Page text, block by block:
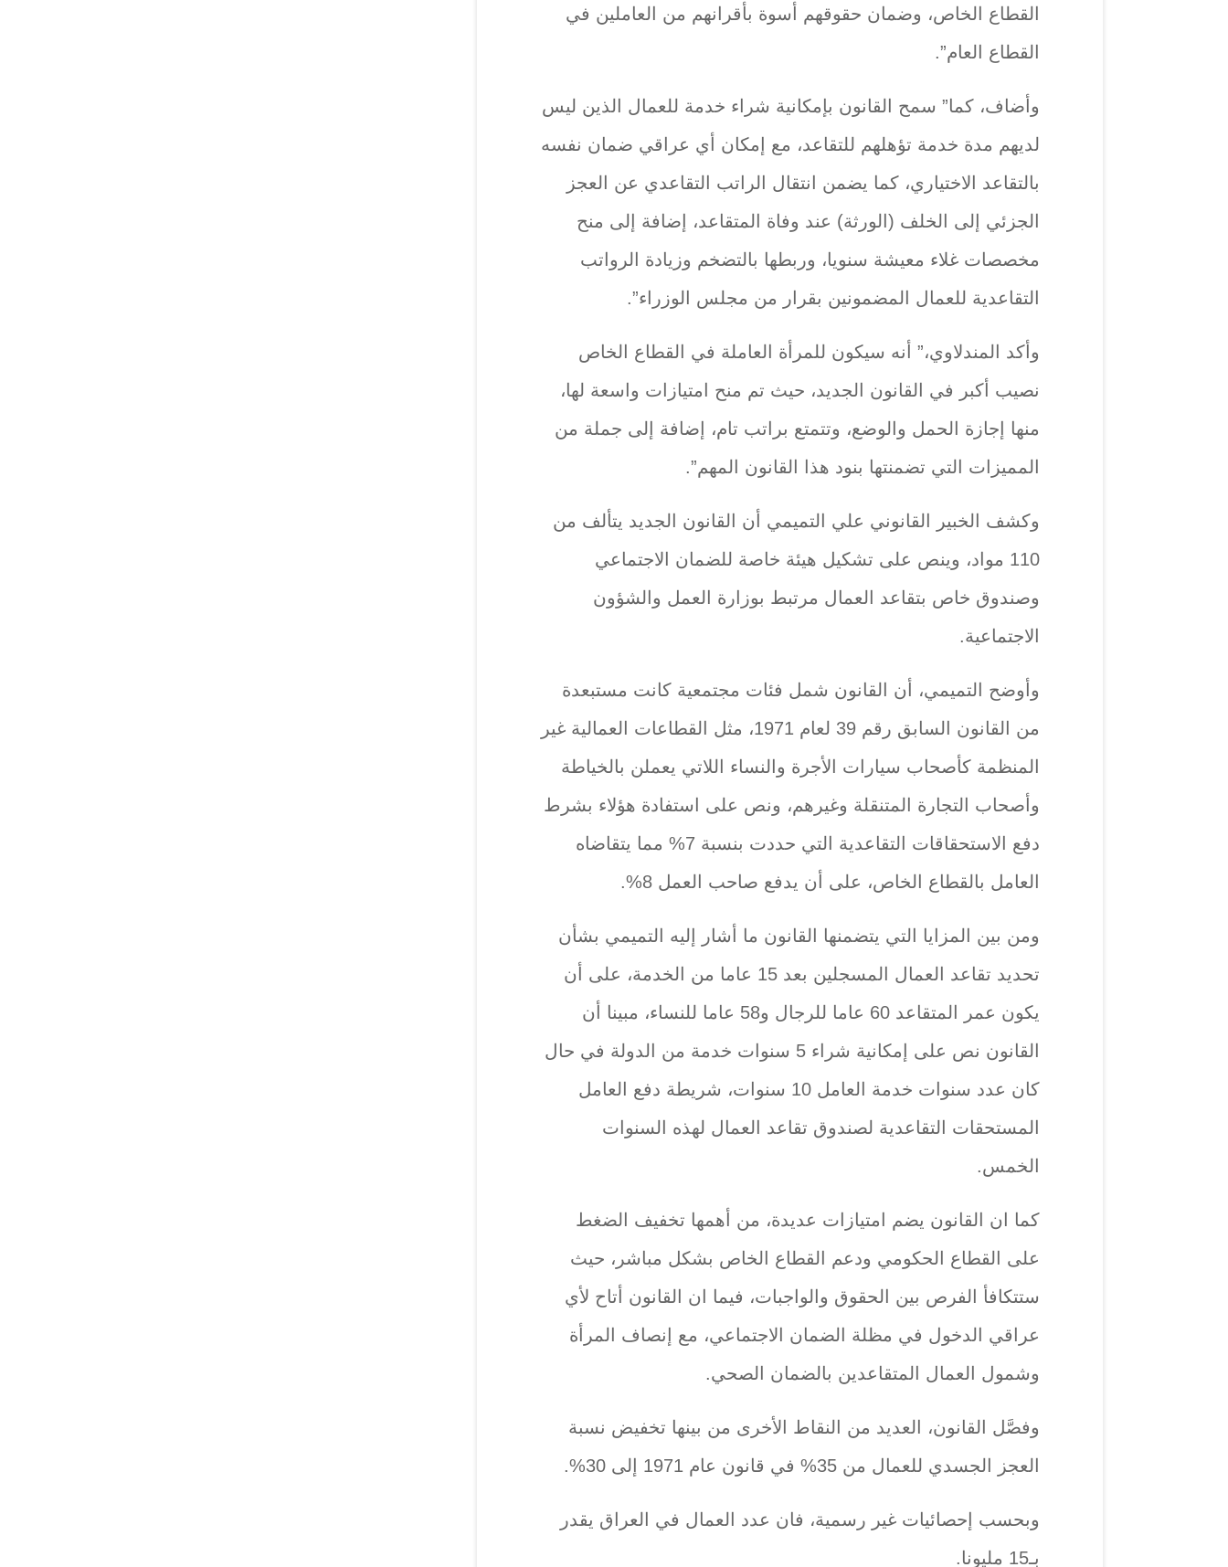
القطاع الخاص، وضمان حقوقهم أسوة بأقرانهم من العاملين في
القطاع العام”.
وأضاف، كما” سمح القانون بإمكانية شراء خدمة للعمال الذين ليس
لديهم مدة خدمة تؤهلهم للتقاعد، مع إمكان أي عراقي ضمان نفسه
بالتقاعد الاختياري، كما يضمن انتقال الراتب التقاعدي عن العجز
الجزئي إلى الخلف (الورثة) عند وفاة المتقاعد، إضافة إلى منح
مخصصات غلاء معيشة سنويا، وربطها بالتضخم وزيادة الرواتب
التقاعدية للعمال المضمونين بقرار من مجلس الوزراء”.
وأكد المندلاوي،” أنه سيكون للمرأة العاملة في القطاع الخاص
نصيب أكبر في القانون الجديد، حيث تم منح امتيازات واسعة لها،
منها إجازة الحمل والوضع، وتتمتع براتب تام، إضافة إلى جملة من
المميزات التي تضمنتها بنود هذا القانون المهم”.
وكشف الخبير القانوني علي التميمي أن القانون الجديد يتألف من
110 مواد، وينص على تشكيل هيئة خاصة للضمان الاجتماعي
وصندوق خاص بتقاعد العمال مرتبط ب‍وزارة العمل والشؤون
الاجتماعية.
وأوضح التميمي، أن القانون شمل فئات مجتمعية كانت مستبعدة
من القانون السابق رقم 39 لعام 1971، مثل القطاعات العمالية غير
المنظمة كأصحاب سيارات الأجرة والنساء اللاتي يعملن بالخياطة
وأصحاب التجارة المتنقلة وغيرهم، ونص على استفادة هؤلاء بشرط
دفع الاستحقاقات التقاعدية التي حددت بنسبة 7% مما يتقاضاه
العامل بالقطاع الخاص، على أن يدفع صاحب العمل 8%.
ومن بين المزايا التي يتضمنها القانون ما أشار إليه التميمي بشأن
تحديد تقاعد العمال المسجلين بعد 15 عاما من الخدمة، على أن
يكون عمر المتقاعد 60 عاما للرجال و58 عاما للنساء، مبينا أن
القانون نص على إمكانية شراء 5 سنوات خدمة من الدولة في حال
كان عدد سنوات خدمة العامل 10 سنوات، شريطة دفع العامل
المستحقات التقاعدية لصندوق تقاعد العمال لهذه السنوات
الخمس.
كما ان القانون يضم امتيازات عديدة، من أهمها تخفيف الضغط
على القطاع الحكومي ودعم القطاع الخاص بشكل مباشر، حيث
ستتكافأ الفرص بين الحقوق والواجبات، فيما ان القانون أتاح لأي
عراقي الدخول في مظلة الضمان الاجتماعي، مع إنصاف المرأة
وشمول العمال المتقاعدين بالضمان الصحي.
وفصَّل القانون، العديد من النقاط الأخرى من بينها تخفيض نسبة
العجز الجسدي للعمال من 35% في قانون عام 1971 إلى 30%.
وبحسب إحصائيات غير رسمية، فان عدد العمال في العراق يقدر
بـ15 مليونا.